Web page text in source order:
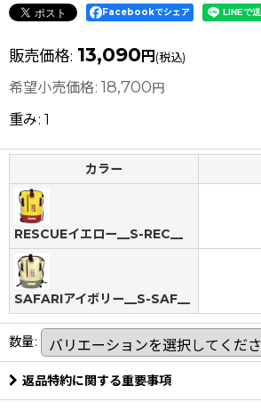
Facebookでシェア
販売価格: 13,090 円 (税込)
希望小売価格: 18,700円
重み: 1
カラー
RESCUEイエロー__S-REC__
SAFARIアイボリー__S-SAF__
数量:
返品特約に関する重要事項